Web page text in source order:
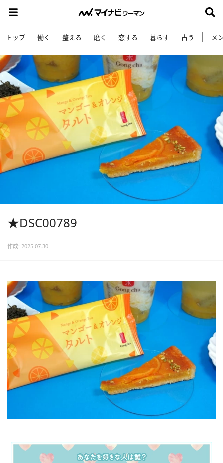
トップ 働く 整える 磨く 恋する 暮らす 占う メ
★DSC00789
作成: 2025.07.30